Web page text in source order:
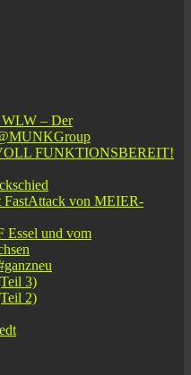
WLW – Der
FUNKTIONSBEREIT!
FastAttack von MEIER-
Essel und vom
3)
2)